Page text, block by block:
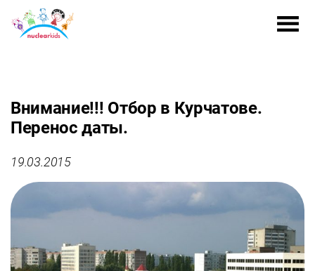
Внимание!!! Отбор в Курчатове.
Перенос даты.
19.03.2015